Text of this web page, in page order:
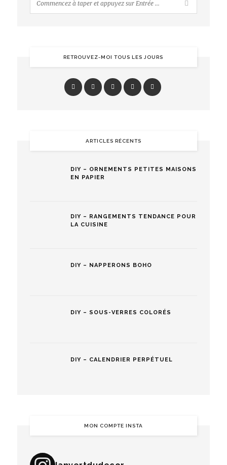
RETROUVEZ-MOI TOUS LES JOURS
ARTICLES RÉCENTS
DIY – ORNEMENTS PETITES MAISONS
EN PAPIER
DIY – RANGEMENTS TENDANCE POUR
LA CUISINE
DIY – NAPPERONS BOHO
DIY – SOUS-VERRES COLORÉS
DIY – CALENDRIER PERPÉTUEL
MON COMPTE INSTA